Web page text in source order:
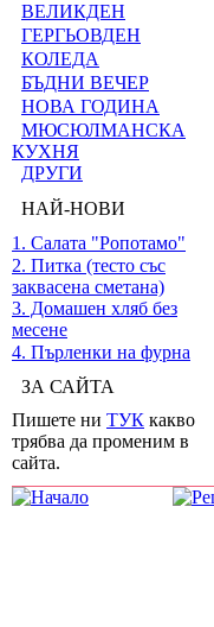
ВЕЛИКДЕН
ГЕРГЬОВДЕН
КОЛЕДА
БЪДНИ ВЕЧЕР
НОВА ГОДИНА
МЮСЮЛМАНСКА
КУХНЯ
ДРУГИ
НАЙ-НОВИ
1. Салата "Ропотамо"
2. Питка (тесто със
заквасена сметана)
3. Домашен хляб без
месене
4. Пърленки на фурна
ЗА САЙТА
Пишете ни ТУК какво
трябва да променим в
сайта.